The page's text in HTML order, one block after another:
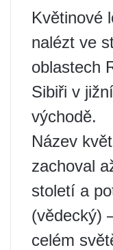
Květinové
nalézt ve
oblastech
Sibiři v
východě.
Název
zachoval
století a
(vědecký)
celém